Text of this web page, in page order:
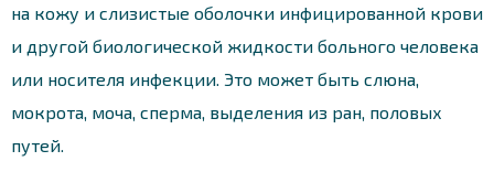
на кожу и слизистые оболочки инфицированной крови
и другой биологической жидкости больного человека
или носителя инфекции. Это может быть слюна,
мокрота, моча, сперма, выделения из ран, половых
путей.